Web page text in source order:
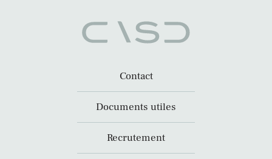
Contact
Documents utiles
Recrutement